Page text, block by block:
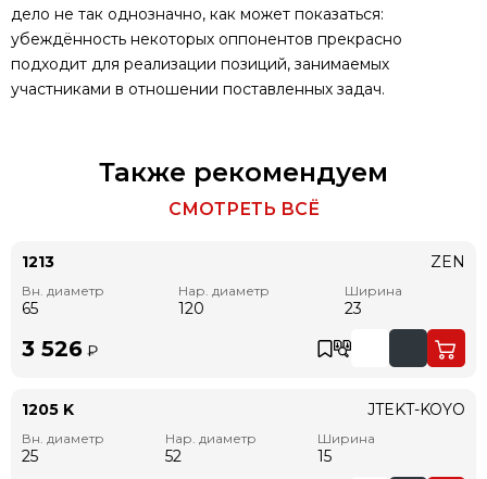
дело не так однозначно, как может показаться:
убеждённость некоторых оппонентов прекрасно
подходит для реализации позиций, занимаемых
участниками в отношении поставленных задач.
Также рекомендуем
СМОТРЕТЬ ВСЁ
1213
Вн. диаметр
65
Нар. диаметр
120
Ширина
23
ZEN
3 526 ₽
1205 K
Вн. диаметр
25
Нар. диаметр
52
Ширина
15
JTEKT-KOYO